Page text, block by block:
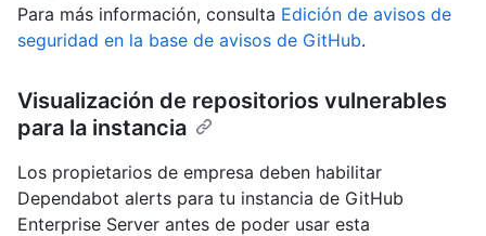
Para más información, consulta Edición de avisos de
seguridad en la base de avisos de GitHub.
Visualización de repositorios vulnerables
para la instancia
Los propietarios de empresa deben habilitar
Dependabot alerts para tu instancia de GitHub
Enterprise Server antes de poder usar esta